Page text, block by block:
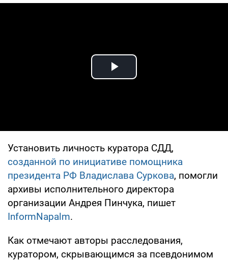
Play Video
Установить личность куратора СДД,
созданной по инициативе помощника
президента РФ Владислава Суркова, помогли
архивы исполнительного директора
организации Андрея Пинчука, пишет
InformNapalm.
Как отмечают авторы расследования,
куратором, скрывающимся за псевдонимом